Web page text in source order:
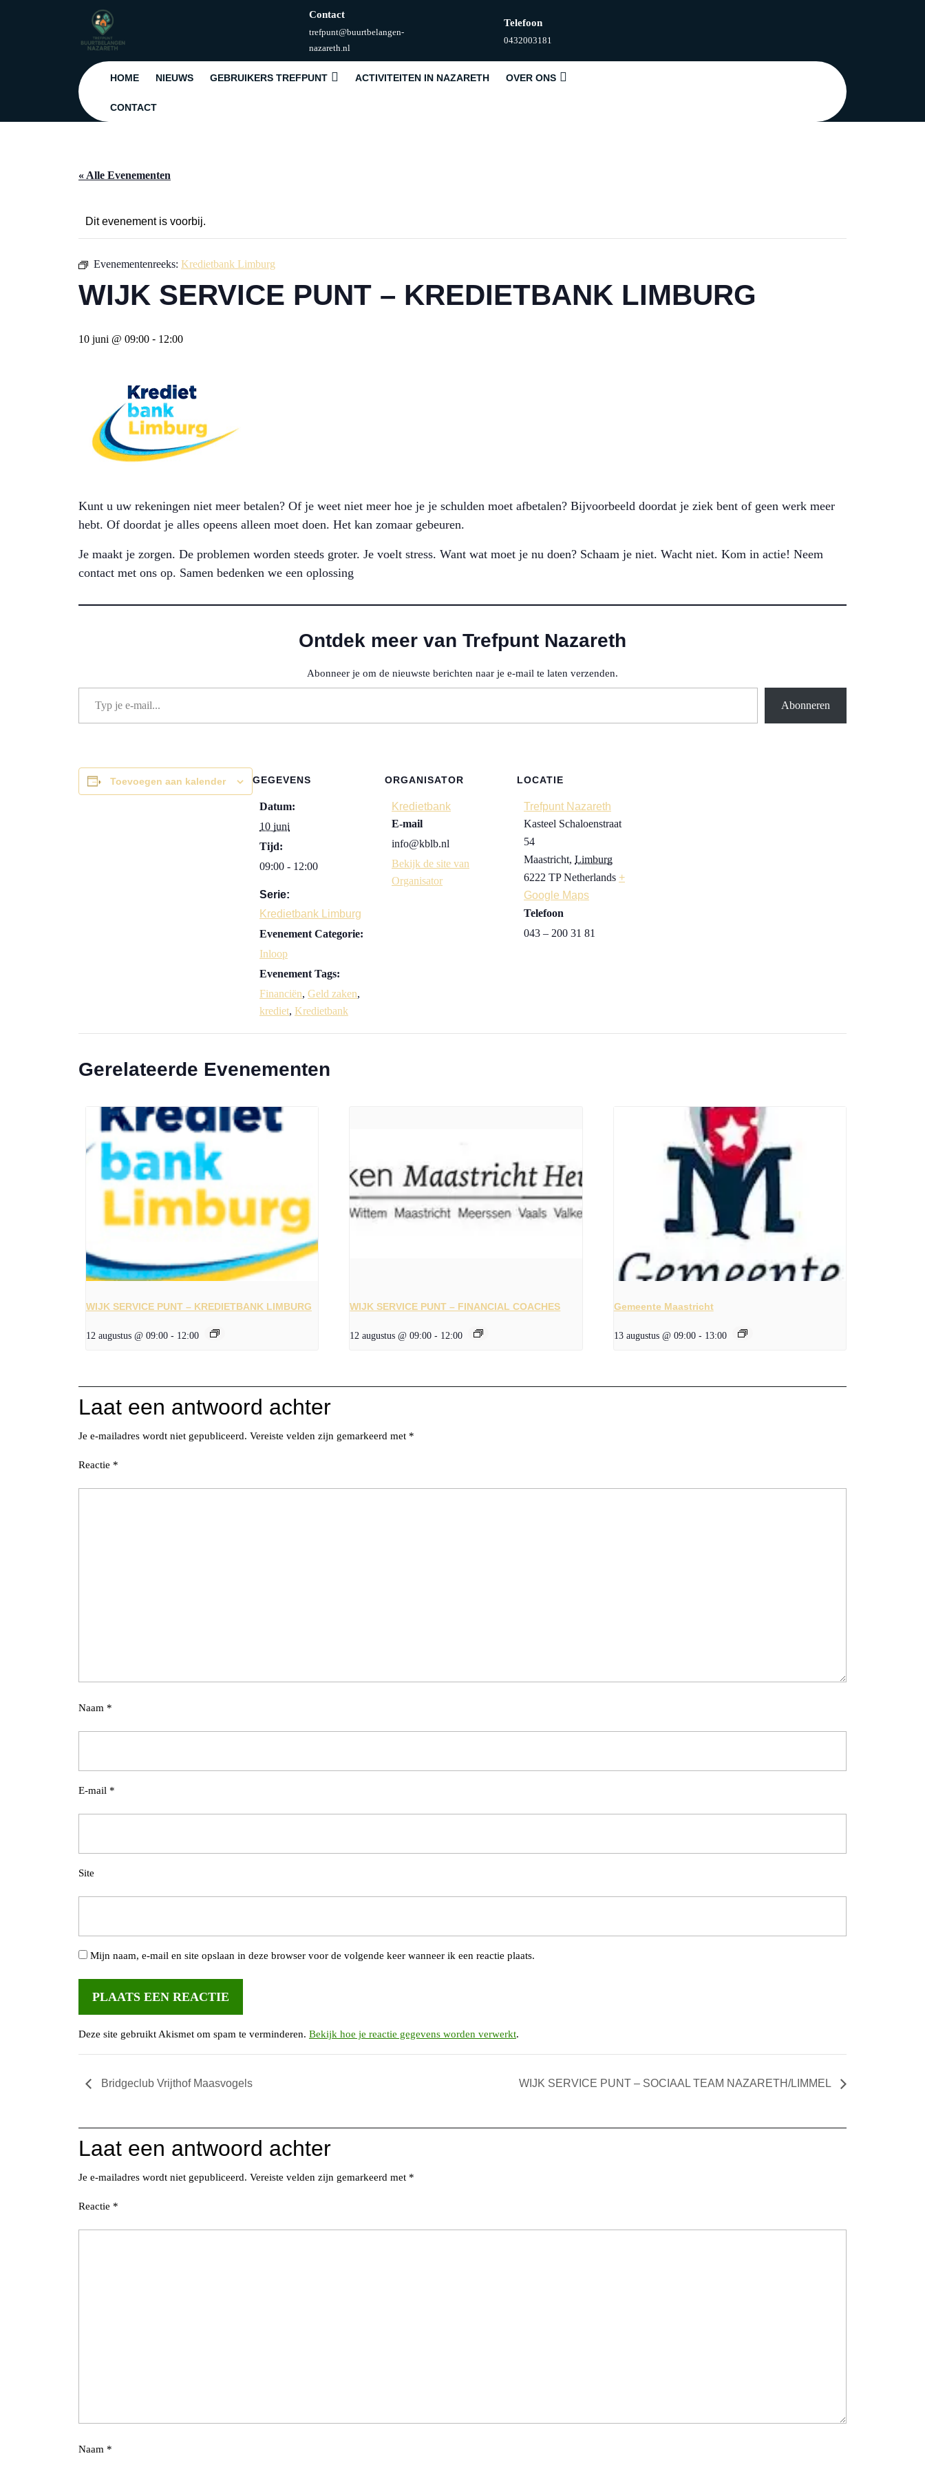
Contact
trefpunt@buurtbelangen-
nazareth.nlE-
mail
Telefoon
0432003181
HOME NIEUWS GEBRUIKERS TREFPUNT ACTIVITEITEN IN NAZARETH OVER ONS
CONTACT
« Alle Evenementen
Dit evenement is voorbij.
Evenementenreeks: Kredietbank Limburg
WIJK SERVICE PUNT – KREDIETBANK LIMBURG
10 juni @ 09:00 - 12:00
Kunt u uw rekeningen niet meer betalen? Of je weet niet meer hoe je je schulden moet afbetalen? Bijvoorbeeld doordat je ziek bent of geen werk meer
hebt. Of doordat je alles opeens alleen moet doen. Het kan zomaar gebeuren.
Je maakt je zorgen. De problemen worden steeds groter. Je voelt stress. Want wat moet je nu doen? Schaam je niet. Wacht niet. Kom in actie! Neem
contact met ons op. Samen bedenken we een oplossing
Ontdek meer van Trefpunt Nazareth
Abonneer je om de nieuwste berichten naar je e-mail te laten verzenden.
Typ je e-mail...
Abonneren
Toevoegen aan kalender GEGEVENS
Datum:
10 juni
Tijd:
09:00 - 12:00
Serie:
Kredietbank Limburg
Evenement Categorie:
Inloop
Evenement Tags:
Financiën, Geld zaken,
krediet, Kredietbank
ORGANISATOR
Kredietbank
E-mail
info@kblb.nl
Bekijk de site van
Organisator
LOCATIE
Trefpunt Nazareth
Kasteel Schaloenstraat
54
Maastricht, Limburg
6222 TP Netherlands +
Google Maps
Telefoon
043 – 200 31 81
Gerelateerde Evenementen
WIJK SERVICE PUNT – KREDIETBANK LIMBURG
12 augustus @ 09:00 - 12:00
WIJK SERVICE PUNT – FINANCIAL COACHES
12 augustus @ 09:00 - 12:00
Gemeente Maastricht
13 augustus @ 09:00 - 13:00
Laat een antwoord achter
Je e-mailadres wordt niet gepubliceerd. Vereiste velden zijn gemarkeerd met *
Reactie *
Naam *
E-mail *
Site
Mijn naam, e-mail en site opslaan in deze browser voor de volgende keer wanneer ik een reactie plaats.
Deze site gebruikt Akismet om spam te verminderen. Bekijk hoe je reactie gegevens worden verwerkt.
Bridgeclub Vrijthof Maasvogels WIJK SERVICE PUNT – SOCIAAL TEAM NAZARETH/LIMMEL
Laat een antwoord achter
Je e-mailadres wordt niet gepubliceerd. Vereiste velden zijn gemarkeerd met *
Reactie *
Naam *